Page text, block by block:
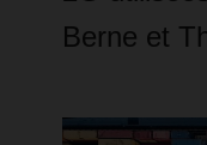
Berne et